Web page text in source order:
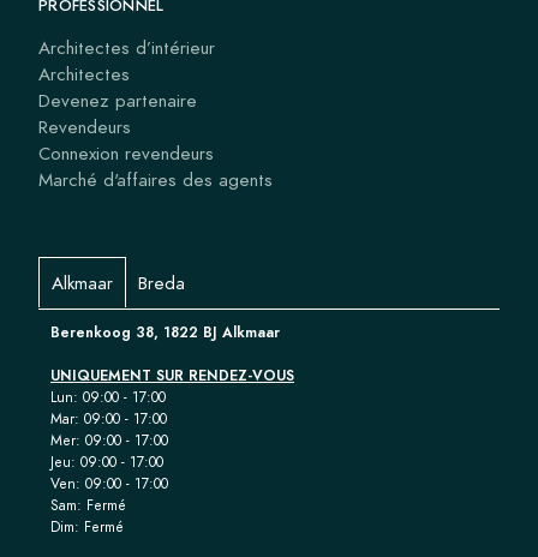
PROFESSIONNEL
Architectes d’intérieur
Architectes
Devenez partenaire
Revendeurs
Connexion revendeurs
Marché d'affaires des agents
Alkmaar Breda
Berenkoog 38, 1822 BJ Alkmaar
UNIQUEMENT SUR RENDEZ-VOUS
Lun: 09:00 - 17:00
Mar: 09:00 - 17:00
Mer: 09:00 - 17:00
Jeu: 09:00 - 17:00
Ven: 09:00 - 17:00
Sam: Fermé
Dim: Fermé